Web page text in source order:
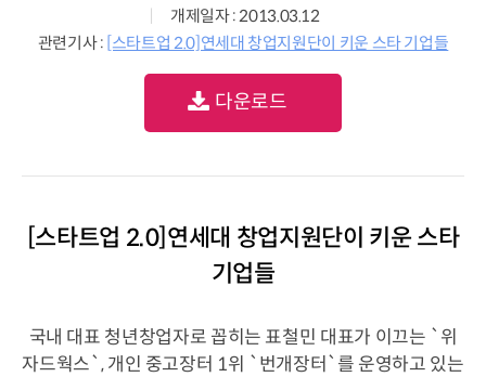
개제일자 : 2013.03.12
관련기사 : [스타트업 2.0]연세대 창업지원단이 키운 스타 기업들
다운로드
[스타트업 2.0]연세대 창업지원단이 키운 스타
기업들
국내 대표 청년창업자로 꼽히는 표철민 대표가 이끄는 `위
자드웍스`, 개인 중고장터 1위 `번개장터`를 운영하고 있는